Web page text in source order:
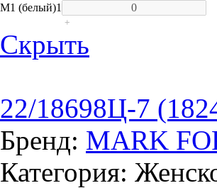
M1 (белый)1
+
Скрыть
22/18698Ц-7
Бренд: MARK
Категория: